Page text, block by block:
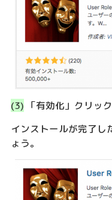
(3) 「有効化」クリック
インストールが完了し
ょう。